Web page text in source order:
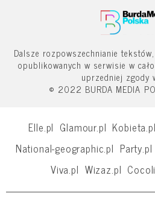
Dalsze rozpowszechnianie
opublikowanych w serwisie w
uprzedniej zgody
© 2022 BURDA MEDIA
Elle.pl Glamour.pl Kobieta.pl
National-geographic.pl Party.pl
Viva.pl Wizaz.pl